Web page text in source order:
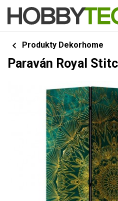
Produkty Dekorhome
Paraván Royal